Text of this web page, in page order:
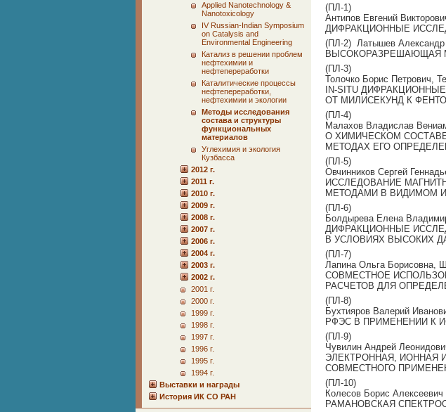
Applied Nanotechnology &
Nanotoxicology
IV Russian-Indian Symposium
on Catalysis and
Environmental Engineering
Катализ в решении проблем
нефтехимии и
нефтепереработки
Каталитические процессы
нефтепереработки,
нефтехимии и экологии
Методы исследования
состава и структуры
функциональных
материалов
Углехимия и экология
Кузбасса
2012 г.
2011 г.
2010 г.
2009 г.
2008 г.
2007 г.
2006 г.
2004 г.
2003 г.
2002 г.
2001 г.
2000 г.
1999 г.
1998 г.
1997 г.
1996 г.
1995 г.
1994 г.
Выставки и награды
История ИК СО РАН
(ПЛ‐1)
Антипов Евгений
ДИФРАКЦИОННЫЕ
(ПЛ‐2) Латышев
ВЫСОКОРАЗРЕШАЮЩАЯ
(ПЛ‐3)
Толочко Борис Петрович,
IN‐SITU
ОТ МИЛИСЕКУНД К
(ПЛ‐4)
Малахов Владислав
О ХИМИЧЕСКОМ
МЕТОДАХ ЕГО
(ПЛ‐5)
Овчинников Сергей
ИССЛЕДОВАНИЕ
МЕТОДАМИ В ВИДИМОМ
(ПЛ‐6)
Болдырева Елена
ДИФРАКЦИОННЫЕ
В УСЛОВИЯХ ВЫСОКИХ
(ПЛ‐7)
Лапина Ольга Борисовна,
СОВМЕСТНОЕ
РАСЧЕТОВ ДЛЯ
(ПЛ‐8)
Бухтияров Валерий
РФЭС В ПРИМЕНЕНИИ К
(ПЛ‐9)
Чувилин Андрей
ЭЛЕКТРОННАЯ, ИОННАЯ
СОВМЕСТНОГО
(ПЛ‐10)
Колесов Борис Алексеевич
РАМАНОВСКАЯ